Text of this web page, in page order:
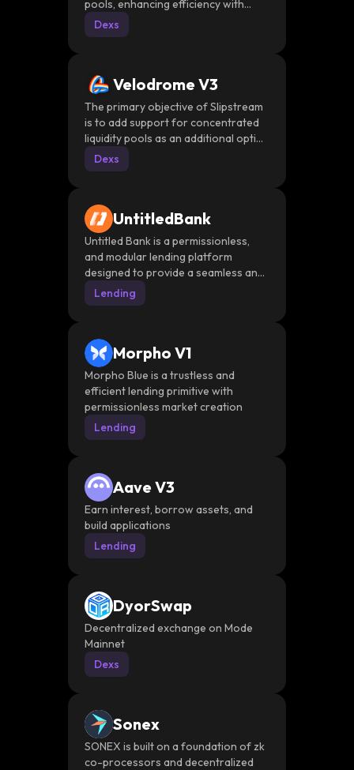
from ultra-low gas prices compared
to Ethereum, as well as fast and
pools, enhancing efficiency with
lower gas costs and supports
features like dynamic fees.
Dexs
Velodrome V3
The primary objective of Slipstream
is to add support for concentrated
liquidity pools as an additional option
on top of our existing sAMM and
vAMM models in a way that uniquely
Dexs
UntitledBank
Untitled Bank is a permissionless,
and modular lending platform
designed to provide a seamless and
inclusive experience for all users
Lending
Morpho V1
Morpho Blue is a trustless and
efficient lending primitive with
permissionless market creation
Lending
Aave V3
Earn interest, borrow assets, and
build applications
Lending
DyorSwap
Decentralized exchange on Mode
Mainnet
Dexs
Sonex
SONEX is built on a foundation of zk
co-processors and decentralized